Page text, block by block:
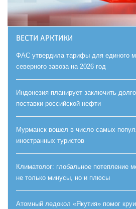
ВЕСТИ АРКТИКИ
ФАС утвердила тарифы для единого
северного завоза на 2026 год
Индонезия планирует заключить
поставки российской нефти
Мурманск вошел в число самых
иностранных туристов
Климатолог: глобальное потепление
не только минусы, но и плюсы
Атомный ледокол «Якутия» помог